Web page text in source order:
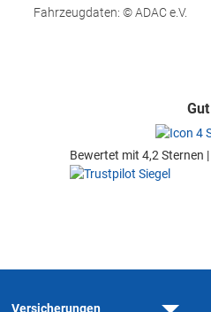
Fahrzeugdaten: © ADAC e.V.
Gut
Bewertet mit 4,2 Sternen |
Versicherungen